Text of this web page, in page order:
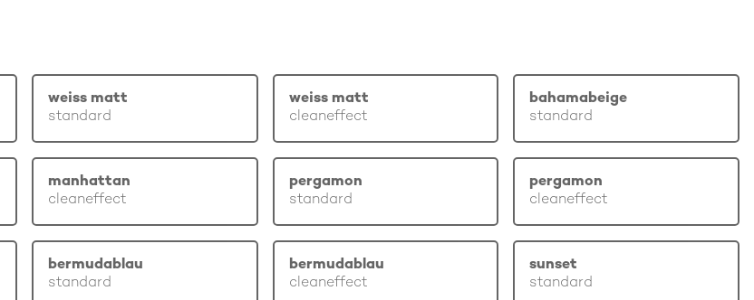
weiss matt
standard
weiss matt
cleaneffect
bahamabeige
standard
manhattan
cleaneffect
pergamon
standard
pergamon
cleaneffect
bermudablau
standard
bermudablau
cleaneffect
sunset
standard